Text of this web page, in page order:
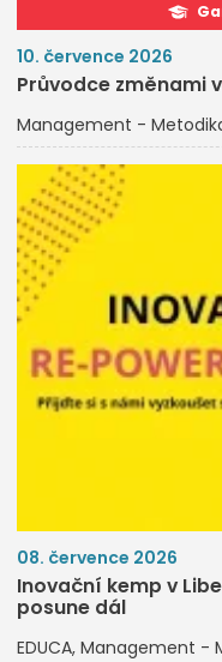
10. července 2026
Průvodce změnami
Management -
08. července 2026
Inovační kemp v
posune dál
EDUCA Management -